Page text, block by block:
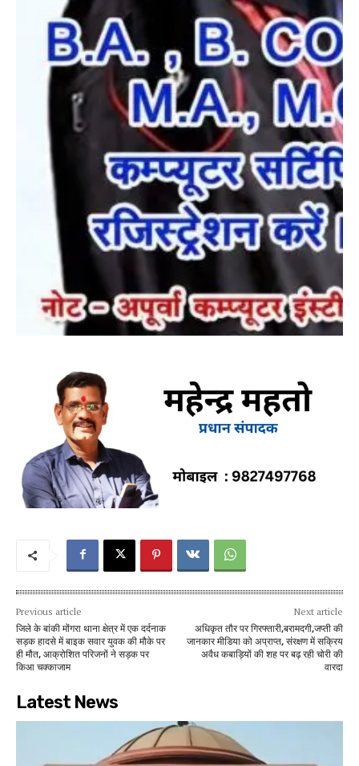
Previous article
जिले के बांकी मोंगरा थाना क्षेत्र में एक दर्दनाक
सड़क हादसे में बाइक सवार युवक की मौके पर
ही मौत, आक्रोशित परिजनों ने सड़क पर
किआ चक्काजाम
Next article
अधिकृत तौर पर गिरफ्तारी,बरामदगी,जप्ती की
जानकार मीडिया को अप्राप्त, संरक्षण में सक्रिय
अवैध कबाड़ियों की शह पर बढ़ रही चोरी की
वारदा
Latest News